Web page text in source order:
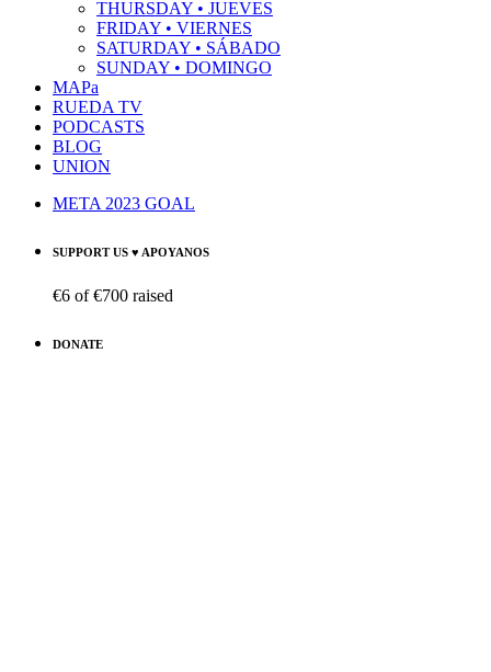
THURSDAY • JUEVES
FRIDAY • VIERNES
SATURDAY • SÁBADO
SUNDAY • DOMINGO
MAPa
RUEDA TV
PODCASTS
BLOG
UNION
META 2023 GOAL
SUPPORT US ♥ APOYANOS
€6 of€700 raised
DONATE